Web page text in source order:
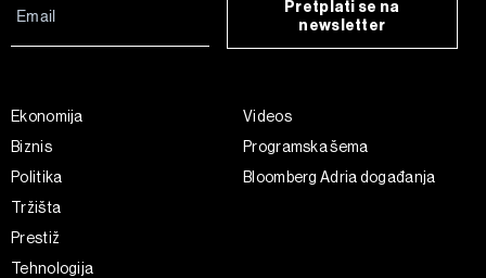
Pretplati se na
newsletter
Ekonomija
Biznis
Politika
Tržišta
Prestiž
Tehnologija
Videos
Programska šema
Bloomberg Adria događanja